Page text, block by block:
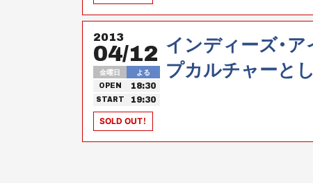
2013
04/12
金曜日 よる
OPEN 18:30
START 19:30
インディーズ・
プカルチャーと
SOLD OUT！